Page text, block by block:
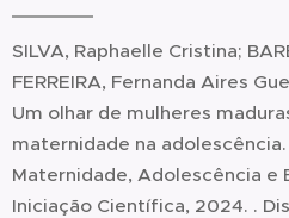
SILVA, Raphaelle Cristina;
FERREIRA, Fernanda Aires
Um olhar de mulheres
maternidade na
Maternidade, Adolescência e
Iniciação Científica, 2024. .